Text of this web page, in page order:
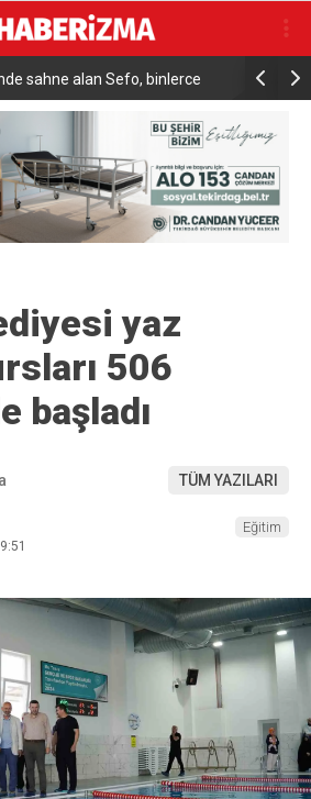
Sefo, binlerce Sanatçı Cansever
yaz
506
başladı
TÜM YAZILARI
Eğitim